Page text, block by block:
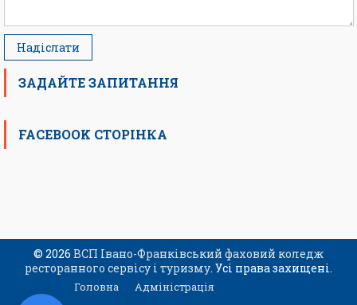
ЗАДАЙТЕ ЗАПИТАННЯ
FACEBOOK СТОРІНКА
© 2026 ВСП Івано-Франківський фаховий коледж
ресторанного сервісу і туризму. Усі права захищені.
Головна
Адміністрація